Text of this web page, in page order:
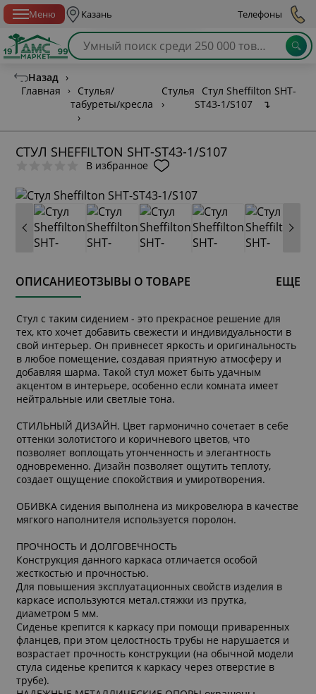
Меню Казань Телефоны
Назад ›
Главная
›
Стулья/
табуреты/кресла
›
Стулья
›
Стул Sheffilton SHT-
ST43-1/S107
↴
СТУЛ SHEFFILTON SHT-ST43-1/S107
В избранное
ОПИСАНИЕОТЗЫВЫ О ТОВАРЕ ЕЩЕ
Стул с таким сидением - это прекрасное решение для
тех, кто хочет добавить свежести и индивидуальности в
свой интерьер. Он привнесет яркость и оригинальность
в любое помещение, создавая приятную атмосферу и
добавляя шарма. Такой стул может быть удачным
акцентом в интерьере, особенно если комната имеет
нейтральные или светлые тона.
СТИЛЬНЫЙ ДИЗАЙН. Цвет гармонично сочетает в себе
оттенки золотистого и коричневого цветов, что
позволяет воплощать утонченность и элегантность
одновременно. Дизайн позволяет ощутить теплоту,
создает ощущение спокойствия и умиротворения.
ОБИВКА сидения выполнена из микровелюра в качестве
мягкого наполнителя используется поролон.
ПРОЧНОСТЬ И ДОЛГОВЕЧНОСТЬ
Конструкция данного каркаса отличается особой
жесткостью и прочностью.
Для повышения эксплуатационных свойств изделия в
каркасе используются метал.стяжки из прутка,
диаметром 5 мм.
Сиденье крепится к каркасу при помощи приваренных
фланцев, при этом целостность трубы не нарушается и
возрастает прочность конструкции (на обычной модели
стула сиденье крепится к каркасу через отверстие в
трубе).